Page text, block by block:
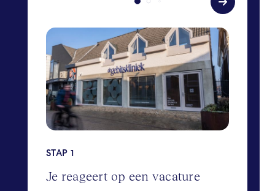
STAP 1
Je reageert op een vacature